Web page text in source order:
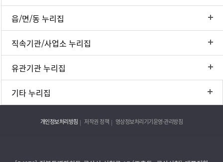
읍/면/동 누리집
직속기관/사업소 누리집
유관기관 누리집
기타 누리집
개인정보처리방침 저작권 정책 영상정보처리기기운영·관리방침